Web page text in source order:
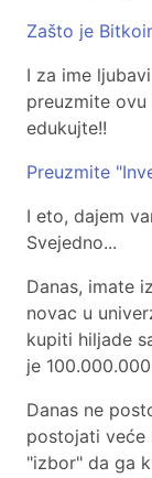
Zašto je
I za ime
preuzmite
edukujte!!
Preuzmite
I eto, dajem
Svejedno...
Danas, imate
novac u
kupiti hiljade
je
Danas ne
postojati veće
"izbor" da ga